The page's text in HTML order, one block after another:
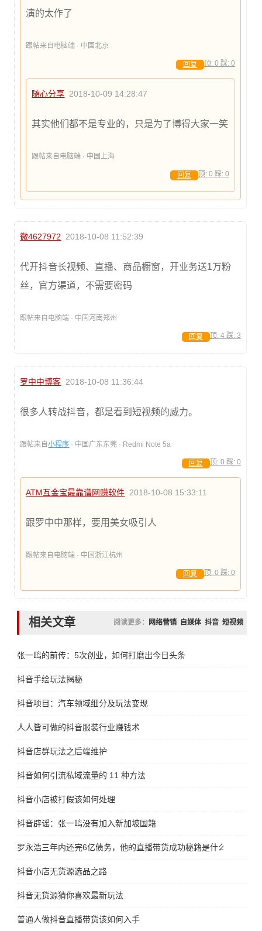
演的太作了
跟帖来自电脑端 · 中国北京
顶: 0 踩: 0
回复
随心分享 2018-10-09 14:28:47
其实他们都不是专业的，只是为了博得大家一笑
跟帖来自电脑端 · 中国上海
顶: 0 踩: 0
回复
微4627972 2018-10-08 11:52:39
代开抖音长视频、直播、商品橱窗，开业务送1万粉
丝，官方渠道，不需要密码
跟帖来自电脑端 · 中国河南郑州
顶: 4 踩: 3
回复
罗中中博客 2018-10-08 11:36:44
很多人转战抖音，都是看到短视频的威力。
跟帖来自小程序 · 中国广东东莞 · Redmi Note 5a
顶: 0 踩: 0
回复
ATM互金宝最靠谱网赚软件 2018-10-08 15:33:11
跟罗中中那样，要用美女吸引人
跟帖来自电脑端 · 中国浙江杭州
顶: 0 踩: 0
回复
相关文章 阅读更多： 网络营销 自媒体 抖音 短视频
张一鸣的前传：5次创业，如何打磨出今日头条
抖音手绘玩法揭秘
抖音项目：汽车领域细分及玩法变现
人人皆可做的抖音服装行业赚钱术
抖音店群玩法之后端维护
抖音如何引流私域流量的 11 种方法
抖音小店被打假该如何处理
抖音辟谣：张一鸣没有加入新加坡国籍
罗永浩三年内还完6亿债务，他的直播带货成功秘籍是什么
抖音小店无货源选品之路
抖音无货源猜你喜欢最新玩法
普通人做抖音直播带货该如何入手